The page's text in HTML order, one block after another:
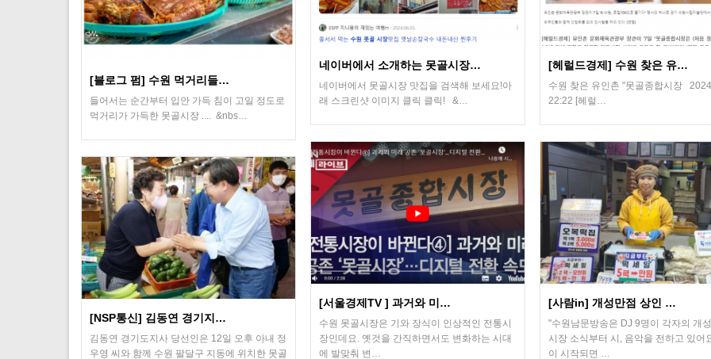
네이버에서 소개하는 못골시장…
네이버에서 못골시장 맛집을 검색해 보세요!아
래 스크린샷 이미지 클릭 클릭! &…
[헤럴드경제] 수원 찾은 유…
수원 찾은 유인촌 "못골종합시장
22:22 [헤럴…
[블로그 펌] 수원 먹거리들…
들어서는 순간부터 입안 가득 침이 고일 정도로
먹거리가 가득한 못골시장 .... &nbs…
[서울경제TV ] 과거와 미…
수원 못골시장은 기와 장식이 인상적인 전통시
장인데요. 옛것을 간직하면서도 변화하는 시대
에 발맞춰 변…
[사람in] 개성만점 상인 …
"수원남문방송은 DJ 9명이 각자의 개
시장 소식부터 시, 음악을 전하고 있어
이 시작되면 …
[NSP통신] 김동연 경기지…
김동연 경기도지사 당선인은 12일 오후 아내 정
우영 씨와 함께 수원 팔달구 지동에 위치한 못골